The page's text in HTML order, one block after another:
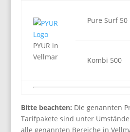
PYUR in
Vellmar
Pure Surf 50
Kombi 500
Bitte beachten: Die genannten
Tarifpakete sind unter
alle genannten Bereiche in